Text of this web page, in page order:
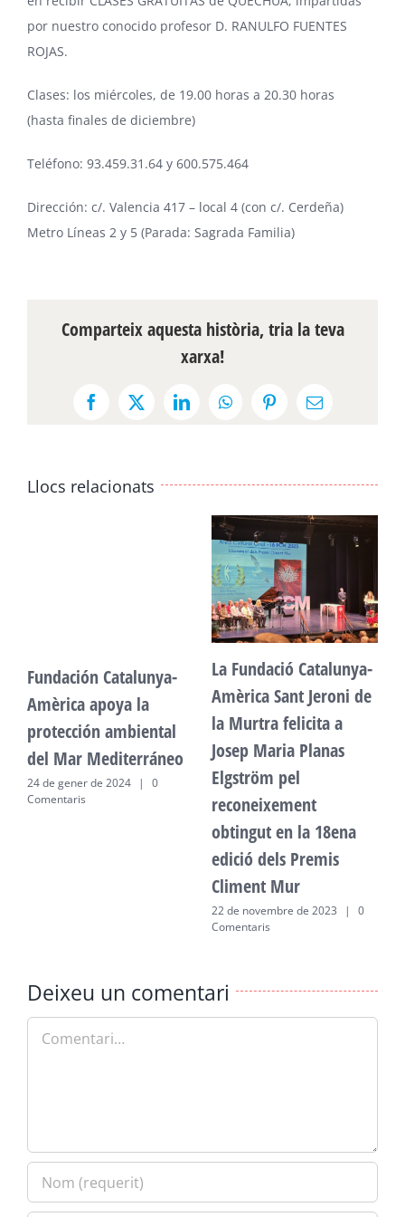
por nuestro conocido profesor D. RANULFO FUENTES
ROJAS.
Clases: los miércoles, de 19.00 horas a 20.30 horas
(hasta finales de diciembre)
Teléfono: 93.459.31.64 y 600.575.464
Dirección: c/. Valencia 417 – local 4 (con c/. Cerdeña)
Metro Líneas 2 y 5 (Parada: Sagrada Familia)
Comparteix aquesta història, tria la teva
xarxa!
Facebook
X LinkedInWhatsAppPinterestEmail:
Llocs relacionats
Fundación Catalunya-
Amèrica apoya la
protección ambiental
del Mar Mediterráneo
24 de gener de 2024 |
0
Comentaris
La Fundació Catalunya-
Amèrica Sant Jeroni de
la Murtra felicita a
Josep Maria Planas
Elgström pel
reconeixement
obtingut en la 18ena
edició dels Premis
Climent Mur
22 de novembre de 2023 |
0
Comentaris
Deixeu un comentari